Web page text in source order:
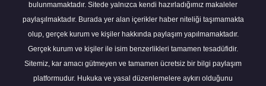
bulunmamaktadır. Sitede yalnızca kendi hazırladığımız makaleler
paylaşılmaktadır. Burada yer alan içerikler haber niteliği taşımamakta
olup, gerçek kurum ve kişiler hakkında paylaşım yapılmamaktadır.
Gerçek kurum ve kişiler ile isim benzerlikleri tamamen tesadüfidir.
Sitemiz, kar amacı gütmeyen ve tamamen ücretsiz bir bilgi paylaşım
platformudur. Hukuka ve yasal düzenlemelere aykırı olduğunu